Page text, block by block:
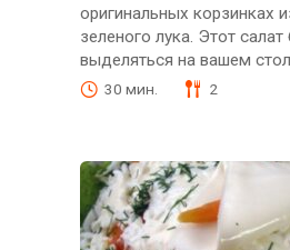
оригинальных корзинках
зеленого лука. Этот салат
выделяться на вашем
30 мин. 2